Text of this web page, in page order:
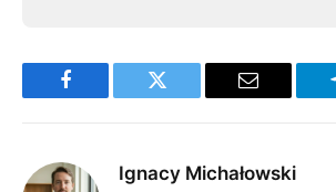
Facebook Twitter Email
Ignacy Michałowski